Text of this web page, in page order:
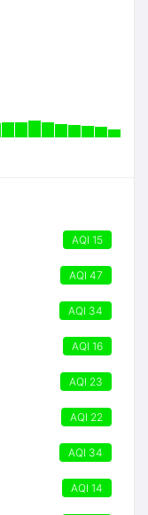
AQI 15
AQI 47
AQI 34
AQI 16
AQI 23
AQI 22
AQI 34
AQI 14